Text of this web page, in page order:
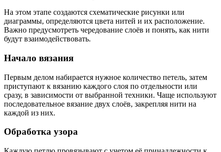
На этом этапе создаются схематические рисунки или
диаграммы, определяются цвета нитей и их расположение.
Важно предусмотреть чередование слоёв и понять, как нити
будут взаимодействовать.
Начало вязания
Первым делом набирается нужное количество петель, затем
приступают к вязанию каждого слоя по отдельности или
сразу, в зависимости от выбранной техники. Чаще используют
последовательное вязание двух слоёв, закрепляя нити на
каждой из них.
Обработка узора